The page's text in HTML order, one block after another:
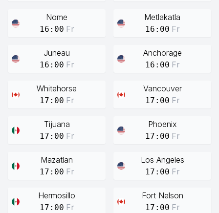
Nome
16:00 Fr
Metlakatla
16:00 Fr
Juneau
16:00 Fr
Anchorage
16:00 Fr
Whitehorse
17:00 Fr
Vancouver
17:00 Fr
Tijuana
17:00 Fr
Phoenix
17:00 Fr
Mazatlan
17:00 Fr
Los Angeles
17:00 Fr
Hermosillo
17:00 Fr
Fort Nelson
17:00 Fr